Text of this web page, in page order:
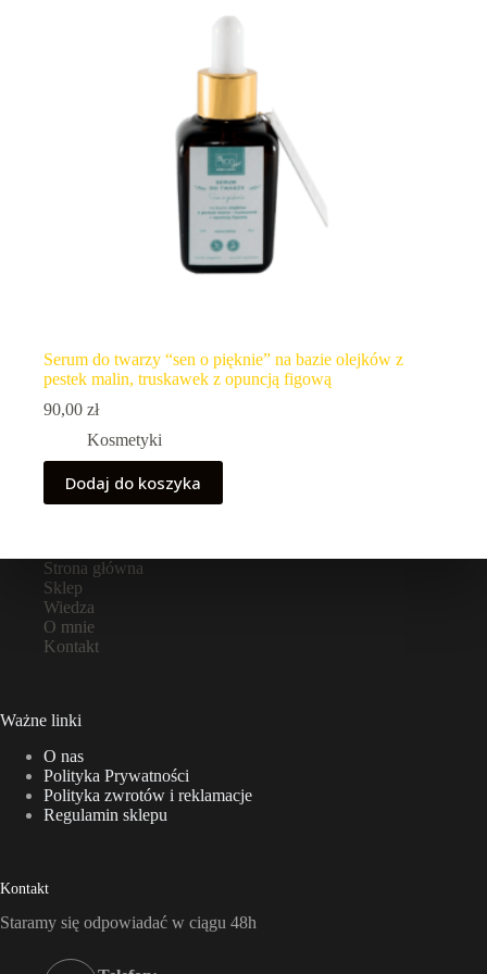
Serum do twarzy “sen o pięknie” na bazie olejków z
pestek malin, truskawek z opuncją figową
90,00 zł
Kosmetyki
Dodaj do koszyka
Strona główna
Sklep
Wiedza
O mnie
Kontakt
Ważne linki
O nas
Polityka Prywatności
Polityka zwrotów i reklamacje
Regulamin sklepu
Kontakt
Staramy się odpowiadać w ciągu 48h